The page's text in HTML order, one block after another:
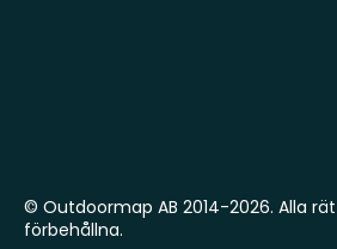
© Outdoormap AB 2014-2026. Alla
förbehållna.